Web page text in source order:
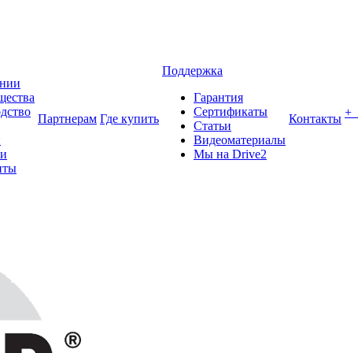
Партнерам Где купить
Поддержка
Гарантия
Сертификаты
Статьи
Видеоматериалы
Мы на Drive2
Контакты +